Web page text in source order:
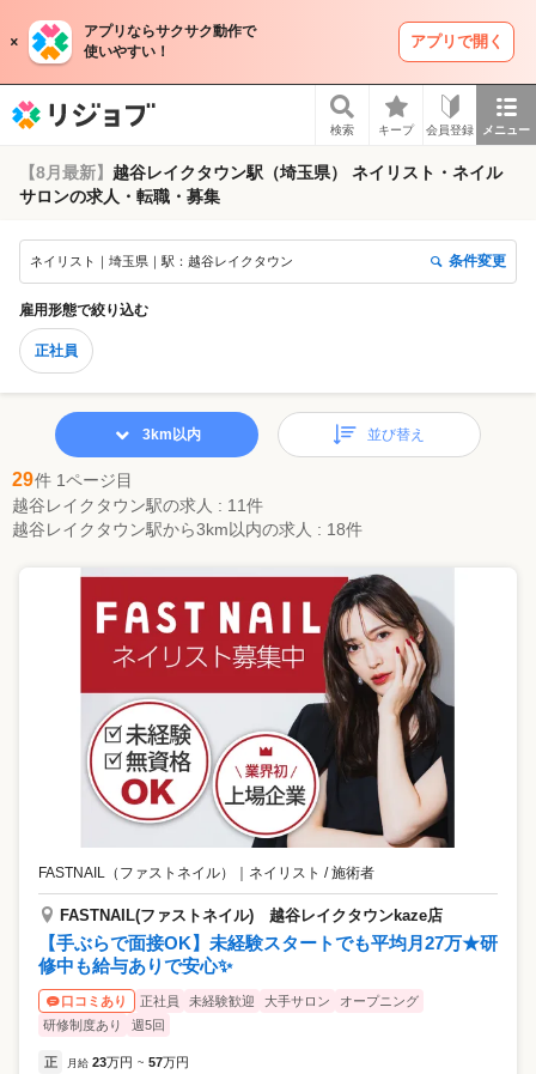
アプリならサクサク動作で
使いやすい！
アプリで開く
検索 キープ 会員登録 メニュー
【8月最新】 越谷レイクタウン駅（埼玉県） ネイリスト・ネイル
サロンの求人・転職・募集
ネイリスト｜埼玉県｜駅：越谷レイクタウン 条件変更
雇用形態で絞り込む
正社員
29件 1ページ目
越谷レイクタウン駅の求人 : 11件
越谷レイクタウン駅から3km以内の求人 : 18件
3km以内 並び替え
FASTNAIL（ファストネイル） ネイリスト / 施術者
FASTNAIL(ファストネイル) 越谷レイクタウンkaze店
【手ぶらで面接OK】未経験スタートでも平均月27万★研
修中も給与ありで安心✨
口コミあり 正社員 未経験歓迎 大手サロン
オープニング
研修制度あり
週5回
正 月給 23万円 ~ 57万円